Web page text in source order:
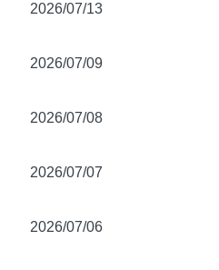
2026/07/13
2026/07/09
2026/07/08
2026/07/07
2026/07/06